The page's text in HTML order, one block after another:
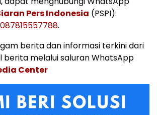
Pers Indonesia (PSPI):
087815557788.
berita dan informasi terkini dari
melalui saluran WhatsApp
Center